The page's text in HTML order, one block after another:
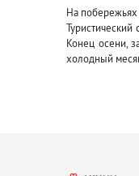
На побережьях
Конец осени,
холодный